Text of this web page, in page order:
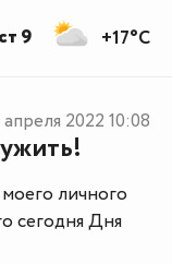
апреля 2022 10:08
личного
сегодня Дня
+17°C
9